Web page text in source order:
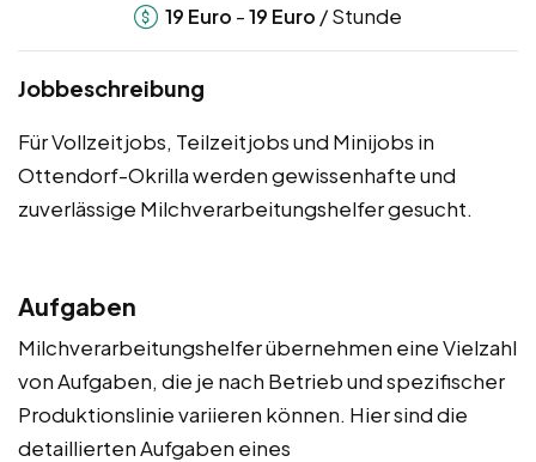
19 Euro -19 Euro / Stunde
Jobbeschreibung
Für Vollzeitjobs, Teilzeitjobs und Minijobs in
Ottendorf-Okrilla werden gewissenhafte und
zuverlässige Milchverarbeitungshelfer gesucht.
Aufgaben
Milchverarbeitungshelfer übernehmen eine Vielzahl
von Aufgaben, die je nach Betrieb und spezifischer
Produktionslinie variieren können. Hier sind die
detaillierten Aufgaben eines